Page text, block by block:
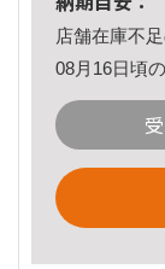
店舗在庫不
08月16日頃